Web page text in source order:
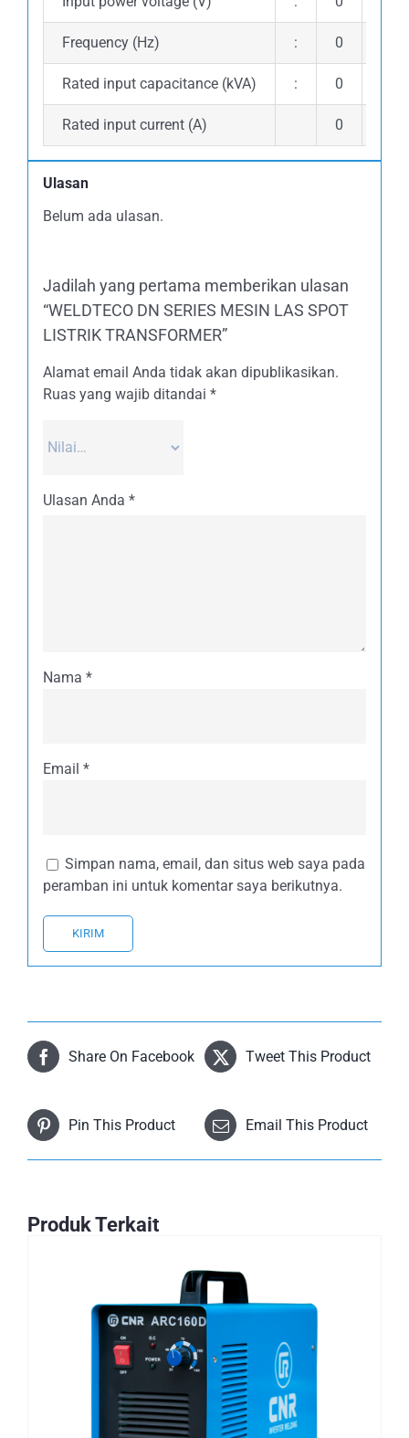
Frequency (Hz) : 0
Rated input capacitance (kVA) : 0
Rated input current (A) 0
Ulasan
Belum ada ulasan.
Jadilah yang pertama memberikan ulasan
“WELDTECO DN SERIES MESIN LAS SPOT
LISTRIK TRANSFORMER”
Alamat email Anda tidak akan dipublikasikan.
Ruas yang wajib ditandai *
Ulasan Anda *
Nama *
Email *
Simpan nama, email, dan situs web saya pada
peramban ini untuk komentar saya berikutnya.
Share On Facebook Tweet This Product
Pin This Product Email This Product
Produk Terkait